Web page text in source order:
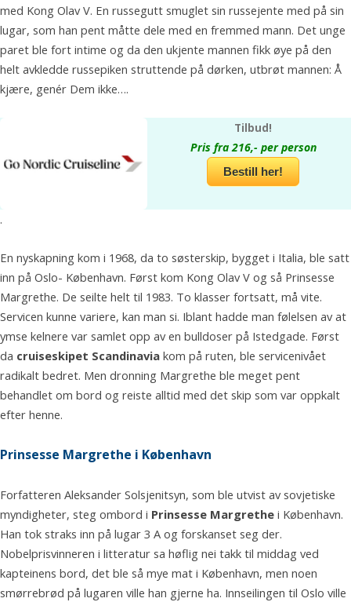
med Kong Olav V. En russegutt smuglet sin russejente med på sin
lugar, som han pent måtte dele med en fremmed mann. Det unge
paret ble fort intime og da den ukjente mannen fikk øye på den
helt avkledde russepiken struttende på dørken, utbrøt mannen: Å
kjære, genér Dem ikke….
Tilbud!
Pris fra 216,- per person
Bestill her!
.
En nyskapning kom i 1968, da to søsterskip, bygget i Italia, ble satt
inn på Oslo- København. Først kom Kong Olav V og så Prinsesse
Margrethe. De seilte helt til 1983. To klasser fortsatt, må vite.
Servicen kunne variere, kan man si. Iblant hadde man følelsen av at
ymse kelnere var samlet opp av en bulldoser på Istedgade. Først
da cruiseskipet Scandinavia kom på ruten, ble servicenivået
radikalt bedret. Men dronning Margrethe ble meget pent
behandlet om bord og reiste alltid med det skip som var oppkalt
efter henne.
Prinsesse Margrethe i København
Forfatteren Aleksander Solsjenitsyn, som ble utvist av sovjetiske
myndigheter, steg ombord i Prinsesse Margrethe i København.
Han tok straks inn på lugar 3 A og forskanset seg der.
Nobelprisvinneren i litteratur sa høflig nei takk til middag ved
kapteinens bord, det ble så mye mat i København, men noen
smørrebrød på lugaren ville han gjerne ha. Innseilingen til Oslo ville